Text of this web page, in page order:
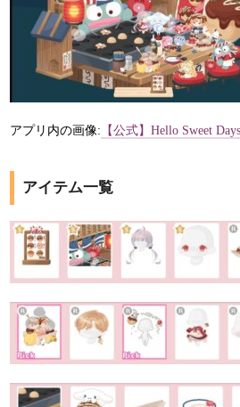
アプリ内の画像: 【公式】Hello Sweet Days
アイテム一覧